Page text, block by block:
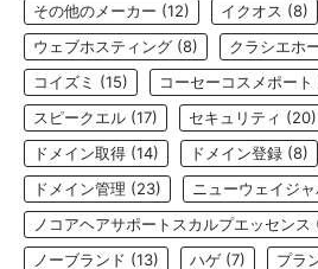
その他のメーカー (12) イクオス (8)
ウェブホスティング (8) クラシエホ
コイズミ (15) コーセーコスメポート
スピークエル (17) セキュリティ (20)
ドメイン取得 (14) ドメイン登録 (8)
ドメイン管理 (23) ニューウェイジ
ノコアヘアサポートスカルプエッセンス
ノーブランド (13) ハゲ (7) プラ